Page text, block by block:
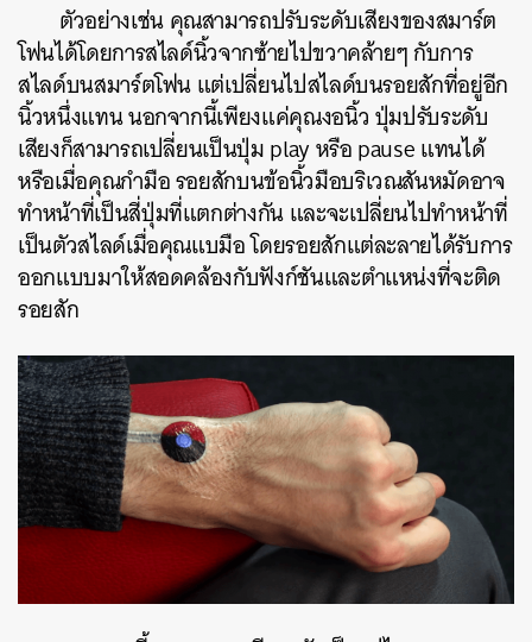
ตัวอย่างเช่น คุณสามารถปรับระดับเสียงของสมาร์ต
โฟนได้โดยการสไลด์นิ้วจากซ้ายไปขวาคล้ายๆ กับการ
สไลด์บนสมาร์ตโฟน แต่เปลี่ยนไปสไลด์บนรอยสักที่อยู่อีก
นิ้วหนึ่งแทน นอกจากนี้เพียงแค่คุณงอนิ้ว ปุ่มปรับระดับ
เสียงก็สามารถเปลี่ยนเป็นปุ่ม play หรือ pause แทนได้
หรือเมื่อคุณกำมือ รอยสักบนข้อนิ้วมือบริเวณสันหมัดอาจ
ทำหน้าที่เป็นสี่ปุ่มที่แตกต่างกัน และจะเปลี่ยนไปทำหน้าที่
เป็นตัวสไลด์เมื่อคุณแบมือ โดยรอยสักแต่ละลายได้รับการ
ออกแบบมาให้สอดคล้องกับฟังก์ชันและตำแหน่งที่จะติด
รอยสัก